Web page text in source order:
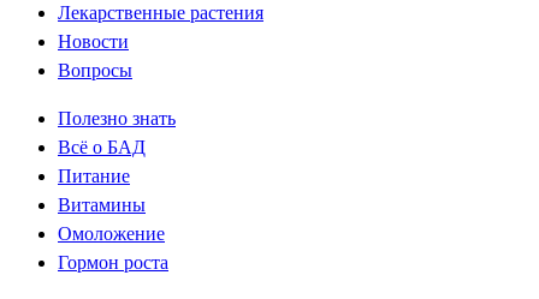
Лекарственные растения
Новости
Вопросы
Полезно знать
Всё о БАД
Питание
Витамины
Омоложение
Гормон роста